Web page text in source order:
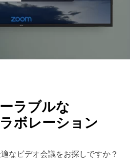
ラブルな
ボレーション
なビデオ会議をお探しですか？